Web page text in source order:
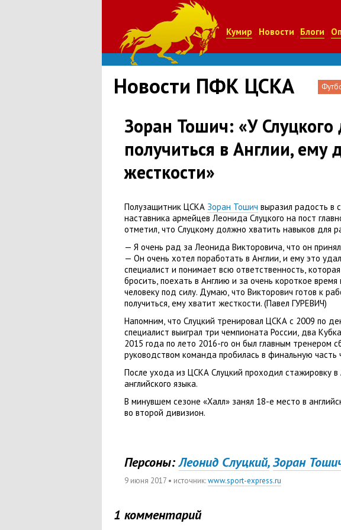
Кумир Новости Блоги
Новости ПФК ЦСКА
Зоран Тошич: «У
получиться в Англии, ему
жесткости»
Полузащитник ЦСКА Зоран Тошич выразил радость в
наставника армейцев Леонида Слуцкого на пост
отметил, что Слуцкому должно хватить навыков для
— Я очень рад за Леонида Викторовича, что он
— Он очень хотел поработать в Англии, и ему это
специалист и понимает всю ответственность,
бросить, поехать в Англию и за очень короткое время
человеку под силу. Думаю, что Викторович готов к
получиться, ему хватит жесткости. (Павел ГУРЕВИЧ)
Напомним, что Слуцкий тренировал ЦСКА с 2009 по
специалист выиграл три чемпионата России, два
2015 года по лето 2016-го он был главным тренером
руководством команда пробилась в финальную часть
После ухода из ЦСКА Слуцкий проходил стажировку в
английского языка.
В минувшем сезоне «Халл» занял 18-е место в
во второй дивизион.
Персоны: Леонид Слуцкий, Зоран
9 июня 2017 • источник:www.sport-express.ru
1 комментарий